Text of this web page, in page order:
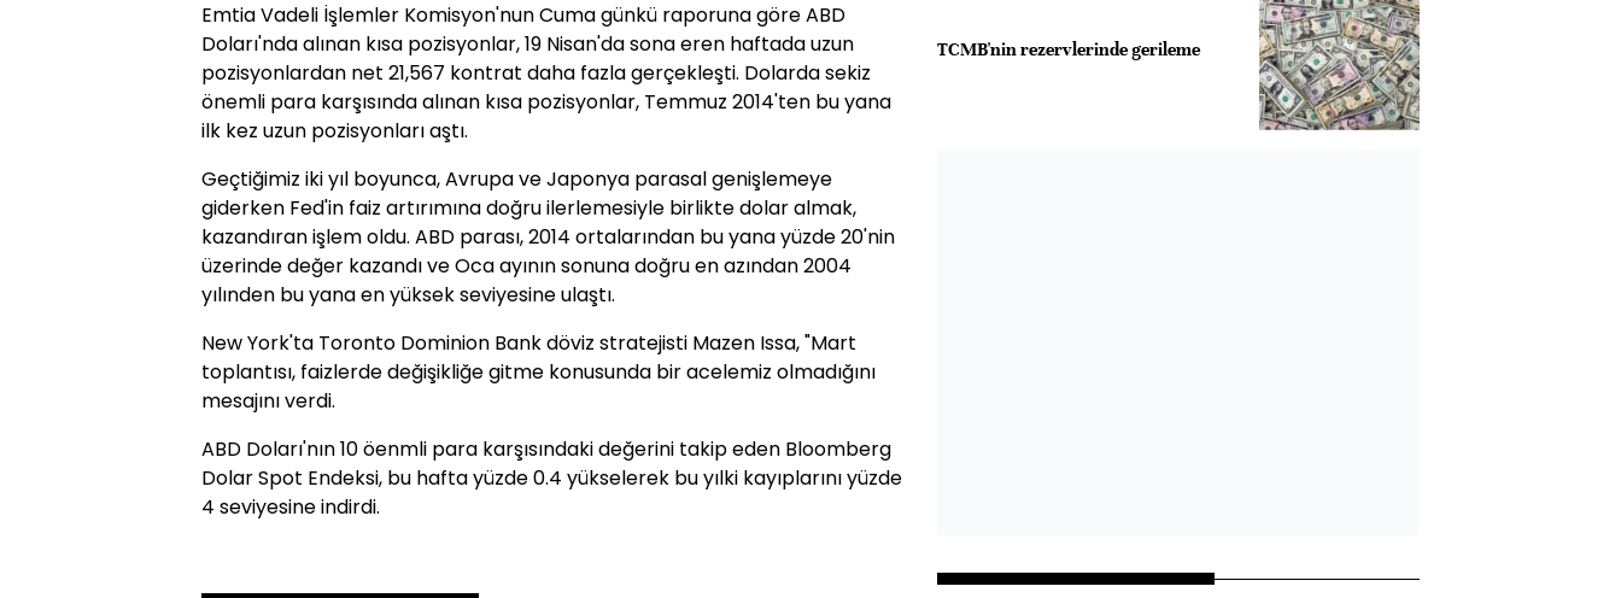
Emtia Vadeli İşlemler Komisyon'nun Cuma günkü raporuna göre ABD
Doları'nda alınan kısa pozisyonlar, 19 Nisan'da sona eren haftada uzun
pozisyonlardan net 21,567 kontrat daha fazla gerçekleşti. Dolarda sekiz
önemli para karşısında alınan kısa pozisyonlar, Temmuz 2014'ten bu yana
ilk kez uzun pozisyonları aştı.
Geçtiğimiz iki yıl boyunca, Avrupa ve Japonya parasal genişlemeye
giderken Fed'in faiz artırımına doğru ilerlemesiyle birlikte dolar almak,
kazandıran işlem oldu. ABD parası, 2014 ortalarından bu yana yüzde 20'nin
üzerinde değer kazandı ve Oca ayının sonuna doğru en azından 2004
yılınden bu yana en yüksek seviyesine ulaştı.
New York'ta Toronto Dominion Bank döviz stratejisti Mazen Issa, "Mart
toplantısı, faizlerde değişikliğe gitme konusunda bir acelemiz olmadığını
mesajını verdi.
ABD Doları'nın 10 öenmli para karşısındaki değerini takip eden Bloomberg
Dolar Spot Endeksi, bu hafta yüzde 0.4 yükselerek bu yılki kayıplarını yüzde
4 seviyesine indirdi.
TCMB'nin rezervlerinde gerileme